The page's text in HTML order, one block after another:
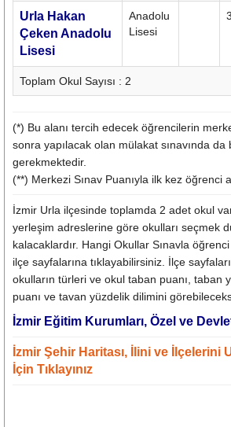
Urla Hakan
Çeken Anadolu
Lisesi
Anadolu
Lisesi
Toplam Okul Sayısı : 2
(*) Bu alanı tercih edecek öğrencilerin
sonra yapılacak olan mülakat sınavında da
gerekmektedir.
(**) Merkezi Sınav Puanıyla ilk kez öğrenci
İzmir Urla ilçesinde toplamda 2 adet okul
yerleşim adreslerine göre okulları seçmek
kalacaklardır. Hangi Okullar Sınavla
ilçe sayfalarına tıklayabilirsiniz. İlçe
okulların türleri ve okul taban puanı, taban
puanı ve tavan yüzdelik dilimini
İzmir Eğitim Kurumları, Özel ve
İzmir Şehir Haritası, İlini ve İlçelerini
İçin Tıklayınız